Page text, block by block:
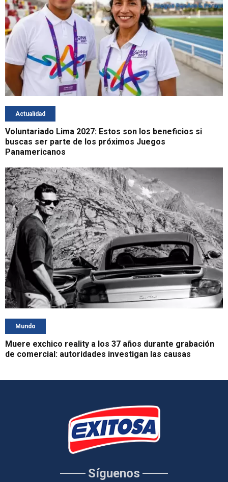
Actualidad
Voluntariado Lima 2027: Estos son los beneficios si
buscas ser parte de los próximos Juegos
Panamericanos
Mundo
Muere exchico reality a los 37 años durante grabación
de comercial: autoridades investigan las causas
Síguenos